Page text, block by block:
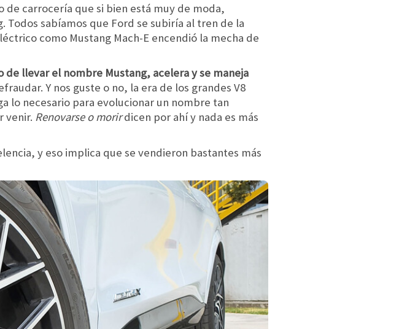
de carrocería que si bien está muy de moda,
sabíamos que Ford se subiría al tren de la
como Mustang Mach-E encendió la mecha de
llevar el nombre Mustang, acelera y se maneja
Y nos guste o no, la era de los grandes V8
lo necesario para evolucionar un nombre tan
venir. Renovarse o morirdicen por ahí y nada es más
y eso implica que se vendieron bastantes más